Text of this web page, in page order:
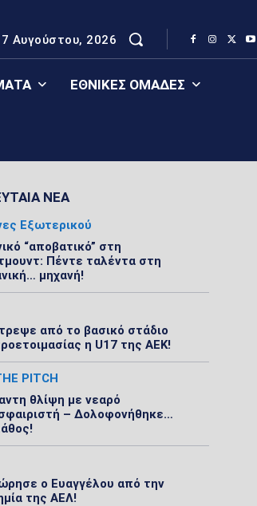
Αυγούστου, 2026
ΕΘΝΙΚΈΣ ΟΜΆΔΕΣ
ΝΕΑ
Εξωτερικού
“αποβατικό” στη
Πέντε ταλέντα στη
μηχανή!
από το βασικό στάδιο
η U17 της ΑΕΚ!
PITCH
θλίψη με νεαρό
– Δολοφονήθηκε…
ο Ευαγγέλου από την
της ΑΕΛ!